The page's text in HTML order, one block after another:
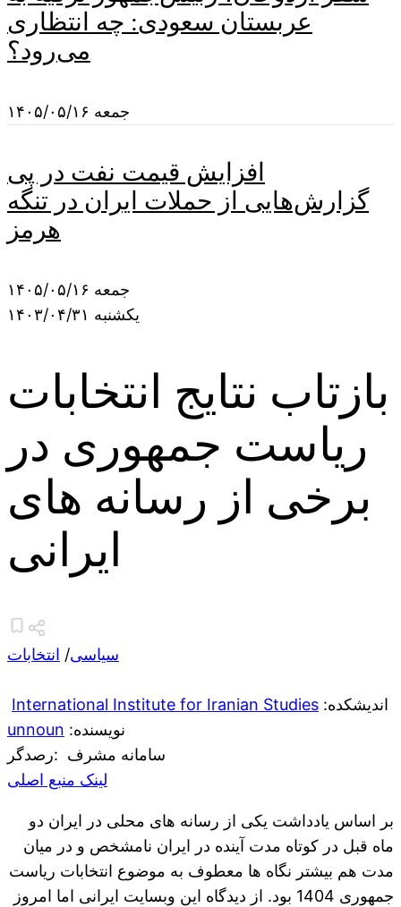
عربستان سعودی: چه انتظاری
می‌رود؟
جمعه ۱۴۰۵/۰۵/۱۶
افزایش قیمت نفت در پی
گزارش‌هایی از حملات ایران در تنگه
هرمز
جمعه ۱۴۰۵/۰۵/۱۶
یکشنبه ۱۴۰۳/۰۴/۳۱
بازتاب نتایج انتخابات
ریاست جمهوری در
برخی از رسانه های
ایرانی
سیاسی/ انتخابات
International Institute for Iranian Studies :اندیشکده
unnoun :نویسنده
سامانه مشرف :رصدگر
لینک منبع اصلی
بر اساس یادداشت یکی از رسانه های محلی در ایران دو
ماه قبل در کوتاه مدت آینده در ایران نامشخص و در میان
مدت هم بیشتر نگاه ها معطوف به موضوع انتخابات ریاست
جمهوری 1404 بود. از دیدگاه این وبسایت ایرانی اما امروز